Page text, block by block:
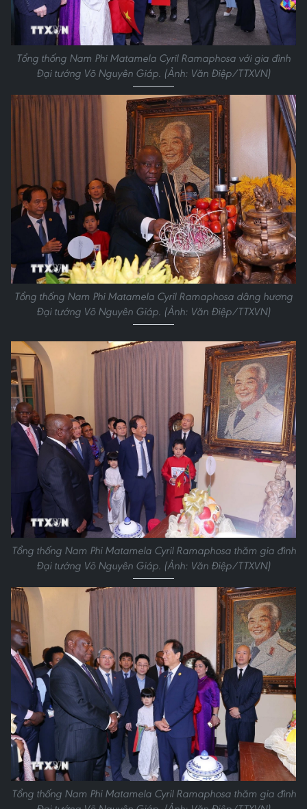
Tổng thống Nam Phi Matamela Cyril Ramaphosa với gia đình
Đại tướng Võ Nguyên Giáp. (Ảnh: Văn Điệp/TTXVN)
Tổng thống Nam Phi Matamela Cyril Ramaphosa dâng hương
Đại tướng Võ Nguyên Giáp. (Ảnh: Văn Điệp/TTXVN)
Tổng thống Nam Phi Matamela Cyril Ramaphosa thăm gia đình
Đại tướng Võ Nguyên Giáp. (Ảnh: Văn Điệp/TTXVN)
Tổng thống Nam Phi Matamela Cyril Ramaphosa thăm gia đình